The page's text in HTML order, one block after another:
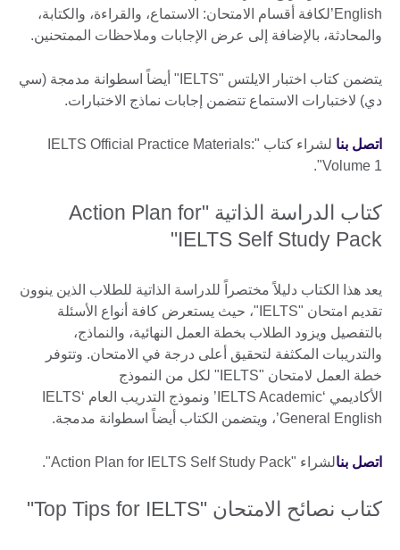
English’لكافة أقسام الامتحان: الاستماع، والقراءة، والكتابة،
والمحادثة، بالإضافة إلى عرض الإجابات وملاحظات الممتحنين.
يتضمن كتاب اختبار الايلتس "IELTS" أيضاً اسطوانة مدمجة (سي
دي) لاختبارات الاستماع تتضمن إجابات نماذج الاختبارات.
اتصل بنا
لشراء كتاب "IELTS Official Practice Materials:
Volume 1".
كتاب الدراسة الذاتية "Action Plan for
IELTS Self Study Pack"
يعد هذا الكتاب دليلاً مختصراً للدراسة الذاتية للطلاب الذين ينوون
تقديم امتحان "IELTS"، حيث يستعرض كافة أنواع الأسئلة
بالتفصيل ويزود الطلاب بخطة العمل النهائية، والنماذج،
والتدريبات المكثفة لتحقيق أعلى درجة في الامتحان. وتتوفر
خطة العمل لامتحان "IELTS" لكل من النموذج
الأكاديمي ‘IELTS Academic’ ونموذج التدريب العام ‘IELTS
General English’، ويتضمن الكتاب أيضاً اسطوانة مدمجة.
اتصل بنالشراء "Action Plan for IELTS Self Study Pack".
كتاب نصائح الامتحان "Top Tips for IELTS"